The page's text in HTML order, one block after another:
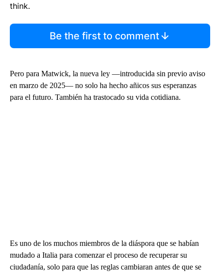
think.
Be the first to comment
Pero para Matwick, la nueva ley —introducida sin previo aviso
en marzo de 2025— no solo ha hecho añicos sus esperanzas
para el futuro. También ha trastocado su vida cotidiana.
Es uno de los muchos miembros de la diáspora que se habían
mudado a Italia para comenzar el proceso de recuperar su
ciudadanía, solo para que las reglas cambiaran antes de que se